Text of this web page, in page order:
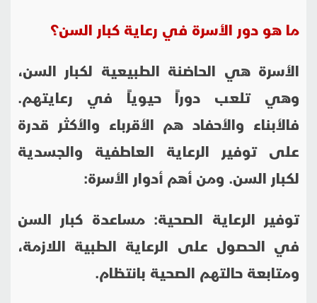
ما هو دور الأسرة في رعاية كبار السن؟
الأسرة هي الحاضنة الطبيعية لكبار السن،
وهي تلعب دوراً حيوياً في رعايتهم.
فالأبناء والأحفاد هم الأقرباء والأكثر قدرة
على توفير الرعاية العاطفية والجسدية
لكبار السن. ومن أهم أدوار الأسرة:
توفير الرعاية الصحية: مساعدة كبار السن
في الحصول على الرعاية الطبية اللازمة،
ومتابعة حالتهم الصحية بانتظام.